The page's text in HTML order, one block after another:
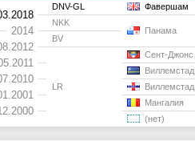
DNV-GL Фавершам
2014
NKK
Панама
BV
LR
Сент-Джонс
Виллемстад
Виллемстад
Мангалия
(нет)